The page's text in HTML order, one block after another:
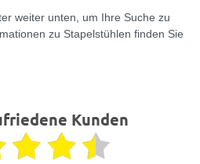
weiter unten, um Ihre Suche zu
zu Stapelstühlen finden Sie
Kunden